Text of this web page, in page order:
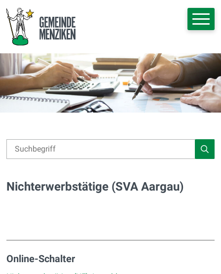
Navigieren in Menziken
Schnellnavigation
Nichterwerbstätige (SVA Aargau)
Online-Schalter
Suche
Suchbegriff